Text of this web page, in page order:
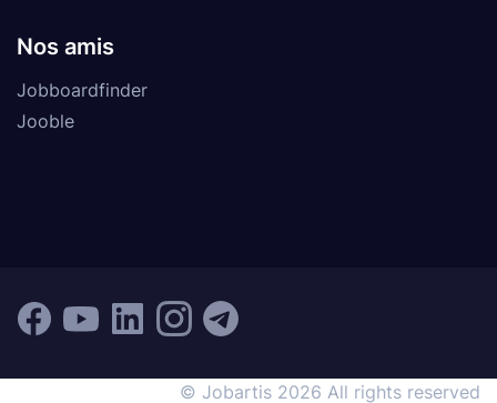
Nos amis
Jobboardfinder
Jooble
© Jobartis 2026 All rights reserved